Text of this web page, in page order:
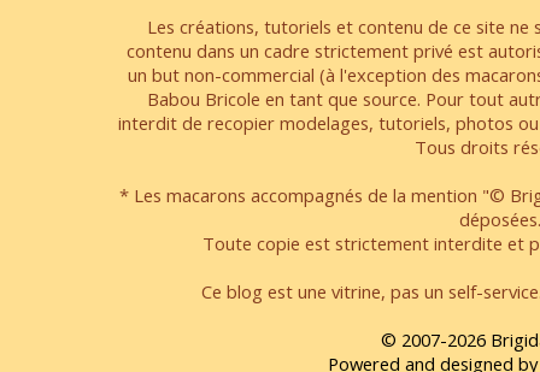
Les créations, tutoriels et contenu de ce site
contenu dans un cadre strictement privé est
un but non-commercial (à l'exception des
Babou Bricole en tant que source. Pour tout
interdit de recopier modelages, tutoriels, photos
Tous droits
* Les macarons accompagnés de la mention "©
déposées.
Toute copie est strictement interdite et
Ce blog est une vitrine, pas un self-
© 2007-2026
Powered and designed